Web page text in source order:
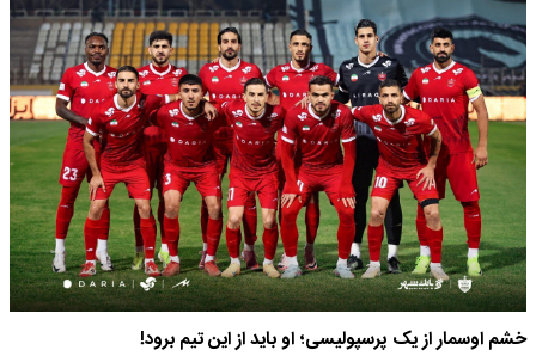
خشم اوسمار از یک پرسپولیسی؛ او باید از این تیم برود!